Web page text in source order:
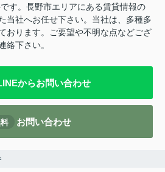
す。長野市エリアにある賃貸情報の
当社へお任せ下さい。当社は、多種多
おります。ご要望や不明な点などござ
絡下さい。
からお問い合わせ
お問い合わせ